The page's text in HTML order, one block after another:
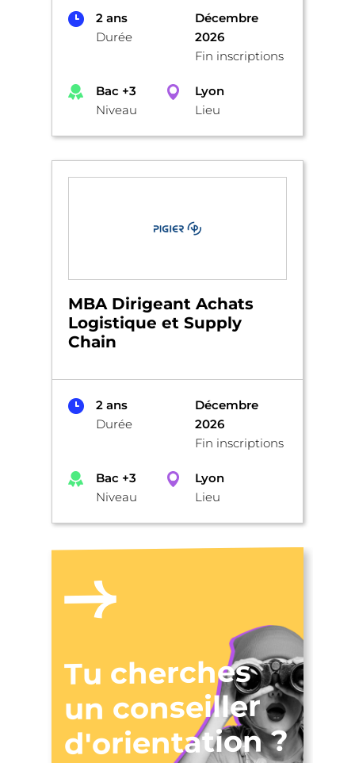
2 ans
Durée
Décembre
2026
Fin inscriptions
Bac +3
Niveau
Lyon
Lieu
MBA Dirigeant Achats
Logistique et Supply
Chain
2 ans
Durée
Décembre
2026
Fin inscriptions
Bac +3
Niveau
Lyon
Lieu
Tu cherches
un conseiller
d'orientation ?